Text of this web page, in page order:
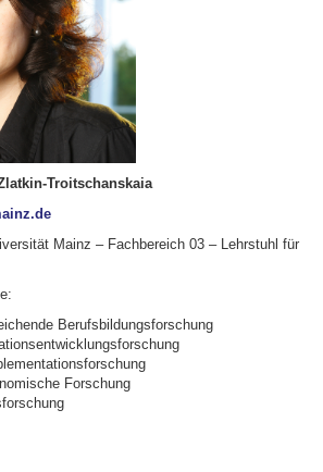
Troitschanskaia
Mainz – Fachbereich 03 – Lehrstuhl für
Berufsbildungsforschung
Forschung